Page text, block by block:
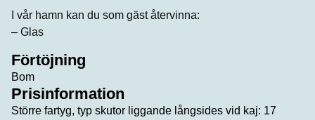
I vår hamn kan du som gäst återvinna:
– Glas
Förtöjning
Bom
Prisinformation
Större fartyg, typ skutor liggande långsides vid kaj: 17